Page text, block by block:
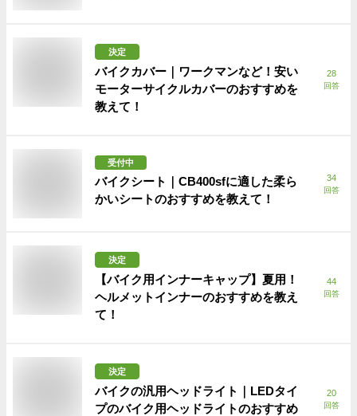
決定
バイクカバー｜ワークマンなど！安い
モーターサイクルカバーのおすすめを
教えて！
28
回答
受付中
バイクシート｜CB400sfに適した柔ら
かいシートのおすすめを教えて！
34
回答
決定
【バイク用インナーキャップ】夏用！
ヘルメットインナーのおすすめを教え
て！
44
回答
決定
バイクの汎用ヘッドライト｜LEDタイ
プのバイク用ヘッドライトのおすすめ
20
回答